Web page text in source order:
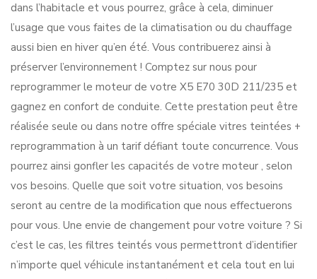
dans l’habitacle et vous pourrez, grâce à cela, diminuer
l’usage que vous faites de la climatisation ou du chauffage
aussi bien en hiver qu’en été. Vous contribuerez ainsi à
préserver l’environnement ! Comptez sur nous pour
reprogrammer le moteur de votre X5 E70 30D 211/235 et
gagnez en confort de conduite. Cette prestation peut être
réalisée seule ou dans notre offre spéciale vitres teintées +
reprogrammation à un tarif défiant toute concurrence. Vous
pourrez ainsi gonfler les capacités de votre moteur , selon
vos besoins. Quelle que soit votre situation, vos besoins
seront au centre de la modification que nous effectuerons
pour vous. Une envie de changement pour votre voiture ? Si
c’est le cas, les filtres teintés vous permettront d’identifier
n’importe quel véhicule instantanément et cela tout en lui